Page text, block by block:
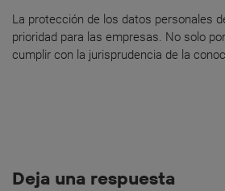
La protección de los datos personales
prioridad para las empresas. No solo
cumplir con la jurisprudencia de la
Deja una respuesta